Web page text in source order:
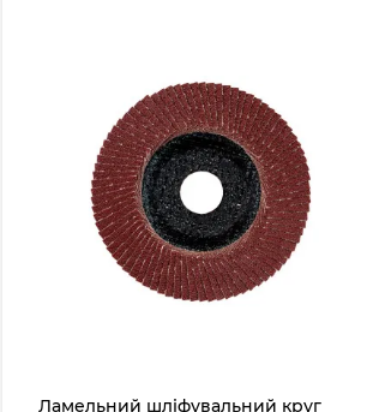
Ламельний шліфувальний круг